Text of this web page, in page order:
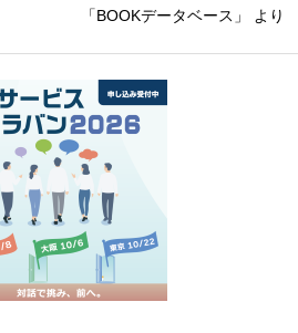
「BOOKデータベース」 より